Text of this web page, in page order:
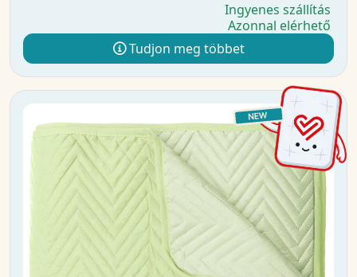
Ingyenes szállítás
Azonnal elérhető
Tudjon meg többet